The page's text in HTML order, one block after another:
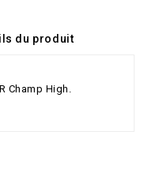
du produit
Champ High.